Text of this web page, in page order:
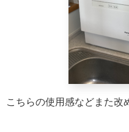
こちらの使用感などまた改